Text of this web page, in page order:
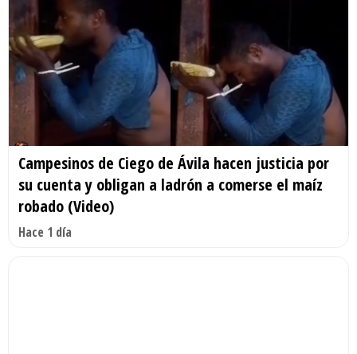
Campesinos de Ciego de Ávila hacen justicia por
su cuenta y obligan a ladrón a comerse el maíz
robado (Video)
Hace 1 día